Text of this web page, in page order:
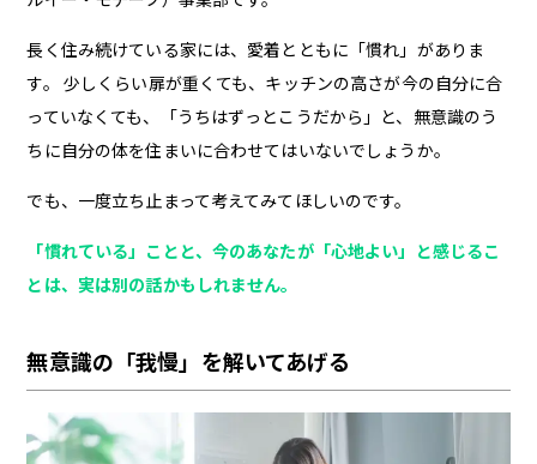
長く住み続けている家には、愛着とともに「慣れ」がありま
す。 少しくらい扉が重くても、キッチンの高さが今の自分に合
っていなくても、「うちはずっとこうだから」と、無意識のう
ちに自分の体を住まいに合わせてはいないでしょうか。
でも、一度立ち止まって考えてみてほしいのです。
「慣れている」ことと、今のあなたが「心地よい」と感じるこ
とは、実は別の話かもしれません。
無意識の「我慢」を解いてあげる